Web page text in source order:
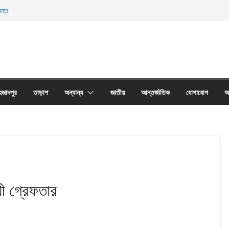
তাড়াশ অন্যান্য জাতীয় আন্তর্জাতিক যোগাযোগ
গ্রেফতার